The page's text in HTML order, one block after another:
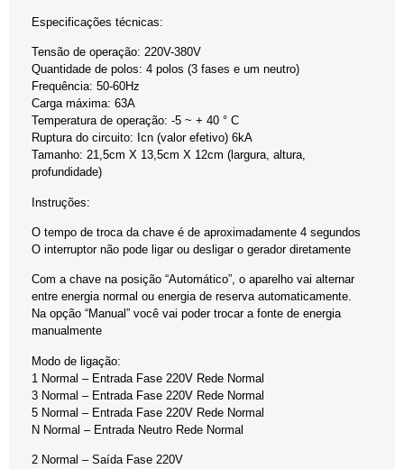
Especificações técnicas:
Tensão de operação: 220V-380V
Quantidade de polos: 4 polos (3 fases e um neutro)
Frequência: 50-60Hz
Carga máxima: 63A
Temperatura de operação: -5 ~ + 40 ° C
Ruptura do circuito: Icn (valor efetivo) 6kA
Tamanho: 21,5cm X 13,5cm X 12cm (largura, altura,
profundidade)
Instruções:
O tempo de troca da chave é de aproximadamente 4 segundos
O interruptor não pode ligar ou desligar o gerador diretamente
Com a chave na posição “Automático”, o aparelho vai alternar
entre energia normal ou energia de reserva automaticamente.
Na opção “Manual” você vai poder trocar a fonte de energia
manualmente
Modo de ligação:
1 Normal – Entrada Fase 220V Rede Normal
3 Normal – Entrada Fase 220V Rede Normal
5 Normal – Entrada Fase 220V Rede Normal
N Normal – Entrada Neutro Rede Normal
2 Normal – Saída Fase 220V